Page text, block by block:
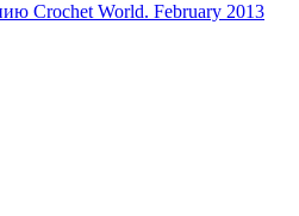
Crochet World. February 2013